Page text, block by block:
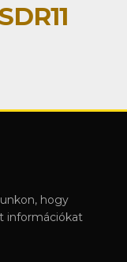
hogy
információkat